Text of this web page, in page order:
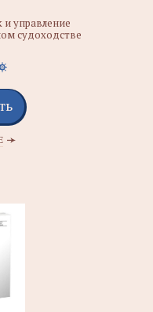
и управление
судоходстве